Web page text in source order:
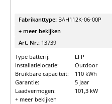
Fabrikanttype: BAH112K-06-00P
+ meer bekijken
Art. Nr.: 13739
Type batterij:
LFP
Installatielocatie:
Outdoor
Bruikbare capaciteit:
110 kWh
Garantie:
5 Jaar
Laadvermogen:
101,3 kW
+ meer bekijken